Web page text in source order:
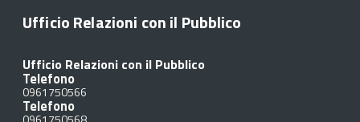
Ufficio Relazioni con il Pubblico
Ufficio Relazioni con il Pubblico
Telefono
0961750566
Telefono